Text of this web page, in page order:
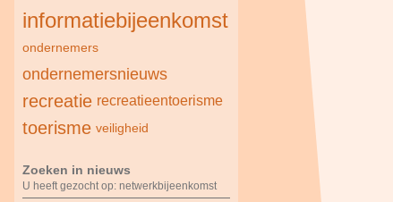
informatiebijeenkomst
ondernemers
ondernemersnieuws
recreatie recreatieentoerisme
toerisme veiligheid
Zoeken in nieuws
U heeft gezocht op: netwerkbijeenkomst